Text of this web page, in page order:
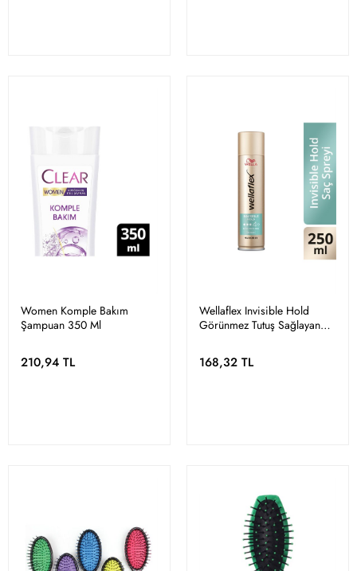
Women Komple Bakım
Şampuan 350 Ml
210,94 TL
Wellaflex Invisible Hold
Görünmez Tutuş Sağlayan
168,32 TL